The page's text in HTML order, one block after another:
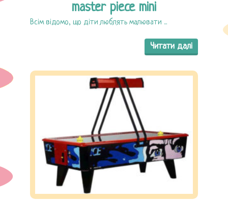
master piece mini
Всім відомо, що діти люблять малювати ...
Читати далі